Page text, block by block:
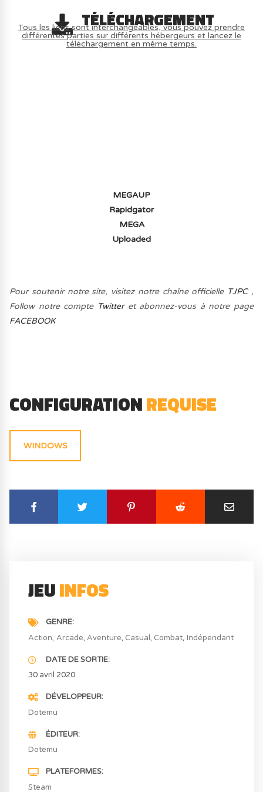
TÉLÉCHARGEMENT
Tous les liens sont interchangeables, vous pouvez prendre
différentes parties sur différents hébergeurs et lancez le
téléchargement en même temps.
MEGAUP
Rapidgator
MEGA
Uploaded
Pour soutenir notre site, visitez notre chaîne officielle TJPC,
Follow notre compte Twitteret abonnez-vous à notre page
FACEBOOK
CONFIGURATIONREQUISE
WINDOWS
JEUINFOS
GENRE
Action Arcade Aventure Casual Combat Indépendant
DATE DE SORTIE
30 avril 2020
DÉVELOPPEUR
Dotemu
ÉDITEUR
Dotemu
PLATEFORMES
Steam